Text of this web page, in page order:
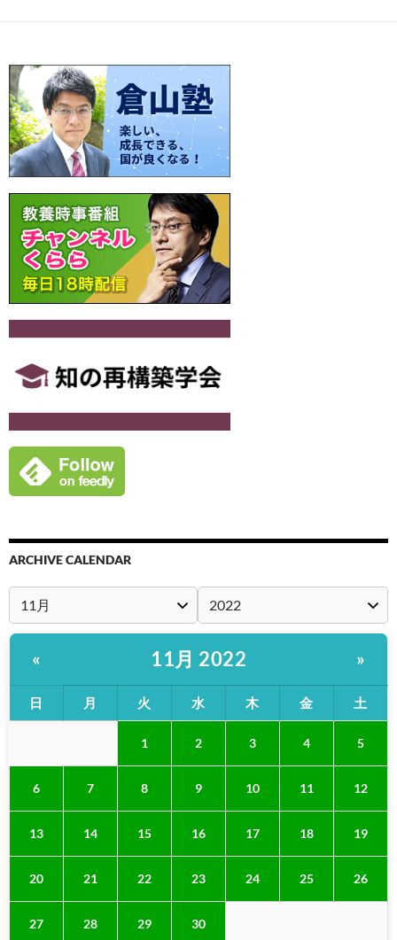
b
o
o
k
es
t
y
Li
n
k
n
a
ARCHIVE CALENDAR
« 11月 2022 »
日 月 火 水 木 金 土
1 2 3 4 5
6 7 8 9 10 11 12
13 14 15 16 17 18 19
20 21 22 23 24 25 26
27 28 29 30